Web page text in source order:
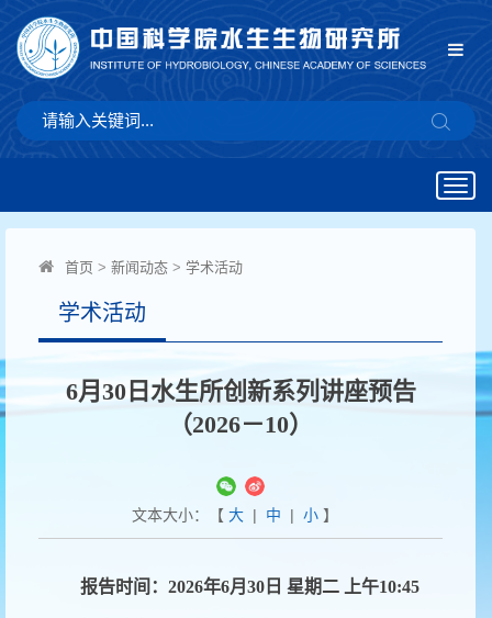
首页 > 新闻动态 > 学术活动
学术活动
6月30日水生所创新系列讲座预告
（2026－10）
文本大小：【 大| 中 | 小】
报告时间：2026年6月30日 星期二 上午10:45